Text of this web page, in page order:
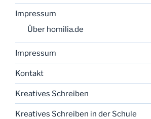
Impressum
Über homilia.de
Impressum
Kontakt
Kreatives Schreiben
Kreatives Schreiben in der Schule